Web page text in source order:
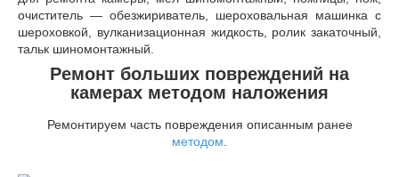
очиститель — обезжириватель, шероховальная машинка с
шероховкой, вулканизационная жидкость, ролик закаточный,
тальк шиномонтажный.
Ремонт больших повреждений на
камерах методом наложения
Ремонтируем часть повреждения описанным ранее
методом